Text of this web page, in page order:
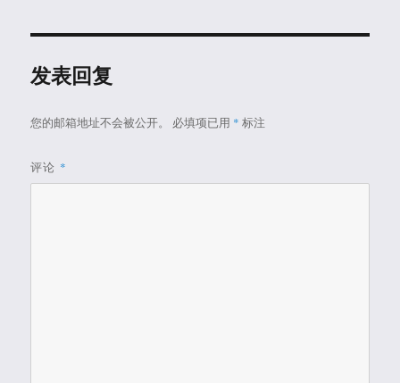
发表回复
您的邮箱地址不会被公开。 必填项已用 * 标注
评论 *